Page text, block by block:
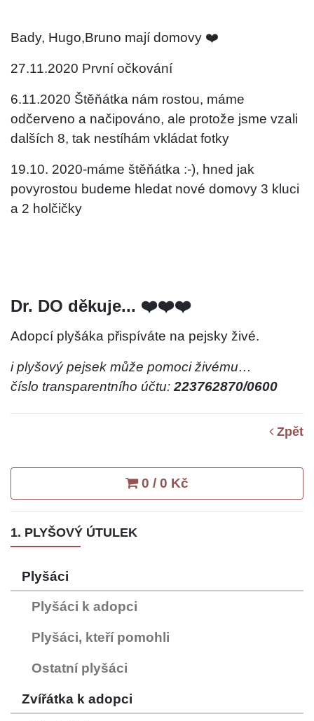
Bady, Hugo,Bruno mají domovy ❤️
27.11.2020 První očkování
6.11.2020 Štěňátka nám rostou, máme
odčerveno a načipováno, ale protože jsme vzali
dalších 8, tak nestíhám vkládat fotky
19.10. 2020-máme štěňátka :-), hned jak
povyrostou budeme hledat nové domovy 3 kluci
a 2 holčičky
Dr. DO děkuje... ❤️❤️❤️
Adopcí plyšáka přispíváte na pejsky živé.
i plyšový pejsek může pomoci živému…
číslo transparentního účtu: 223762870/0600
Zpět
0 / 0 Kč
1. PLYŠOVÝ ÚTULEK
Plyšáci
Plyšáci k adopci
Plyšáci, kteří pomohli
Ostatní plyšáci
Zvířátka k adopci